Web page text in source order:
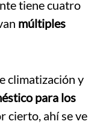
tiene cuatro
múltiples
climatización y
para los
cierto, ahí se ve